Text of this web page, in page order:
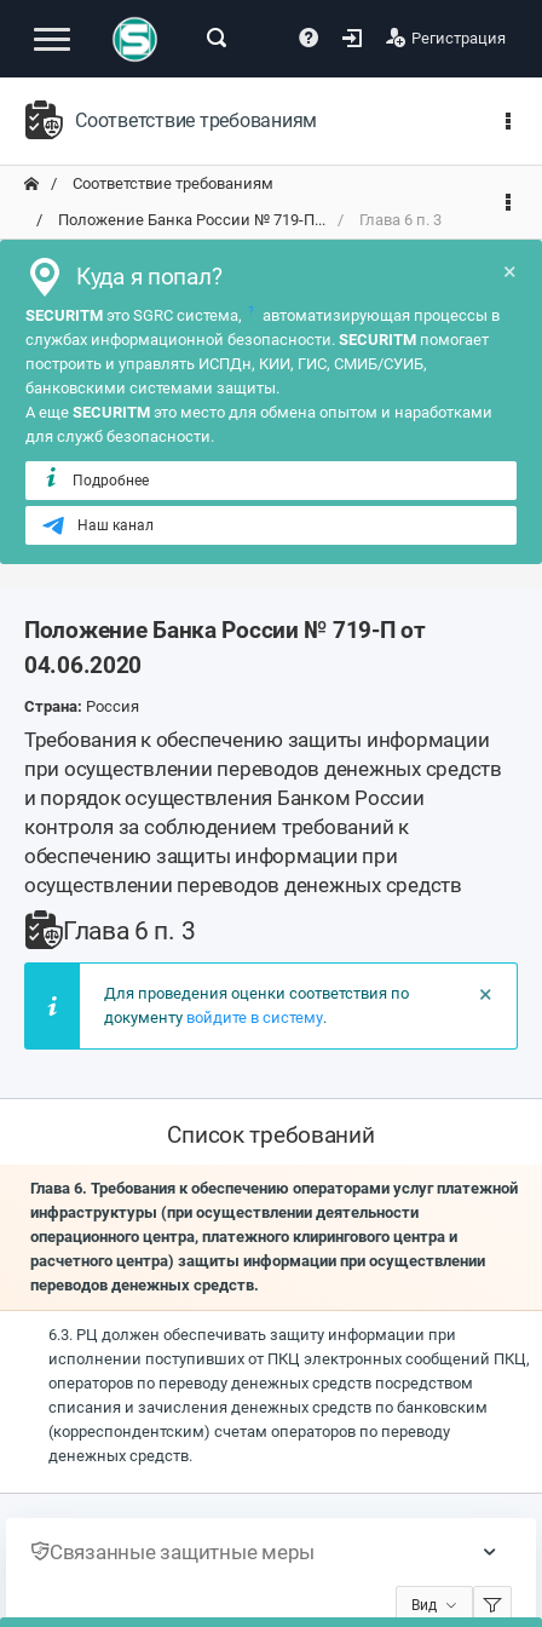
Регистрация
Соответствие требованиям
Соответствие требованиям
Положение Банка России № 719-П...
Глава 6 п. 3
×
Куда я попал?
SECURITM это SGRC система, ?
автоматизирующая процессы в
службах информационной безопасности. SECURITM помогает
построить и управлять ИСПДн, КИИ, ГИС, СМИБ/СУИБ,
банковскими системами защиты.
А еще SECURITM это место для обмена опытом и наработками
для служб безопасности.
Подробнее
Наш канал
Положение Банка России № 719-П от
04.06.2020
Страна: Россия
Требования к обеспечению защиты информации
при осуществлении переводов денежных средств
и порядок осуществления Банком России
контроля за соблюдением требований к
обеспечению защиты информации при
осуществлении переводов денежных средств
Глава 6 п. 3
×
Для проведения оценки соответствия по
документу войдите в систему.
Список требований
Глава 6. Требования к обеспечению операторами услуг платежной
инфраструктуры (при осуществлении деятельности
операционного центра, платежного клирингового центра и
расчетного центра) защиты информации при осуществлении
переводов денежных средств.
6.3. РЦ должен обеспечивать защиту информации при
исполнении поступивших от ПКЦ электронных сообщений ПКЦ,
операторов по переводу денежных средств посредством
списания и зачисления денежных средств по банковским
(корреспондентским) счетам операторов по переводу
денежных средств.
Связанные защитные меры
Вид